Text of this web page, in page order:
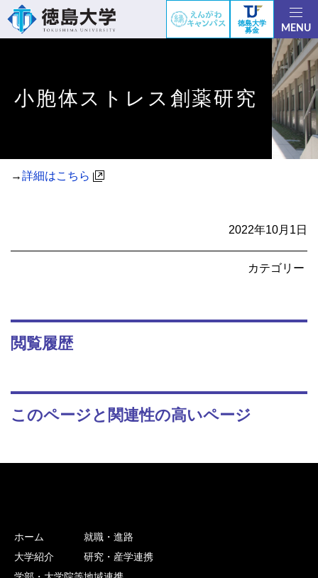
徳島大学
募金
MENU
小胞体ストレス創薬研究
→詳細はこちら
2022年10月1日
カテゴリー
閲覧履歴
このページと関連性の高いページ
ホーム
大学紹介
就職・進路
研究・産学連携